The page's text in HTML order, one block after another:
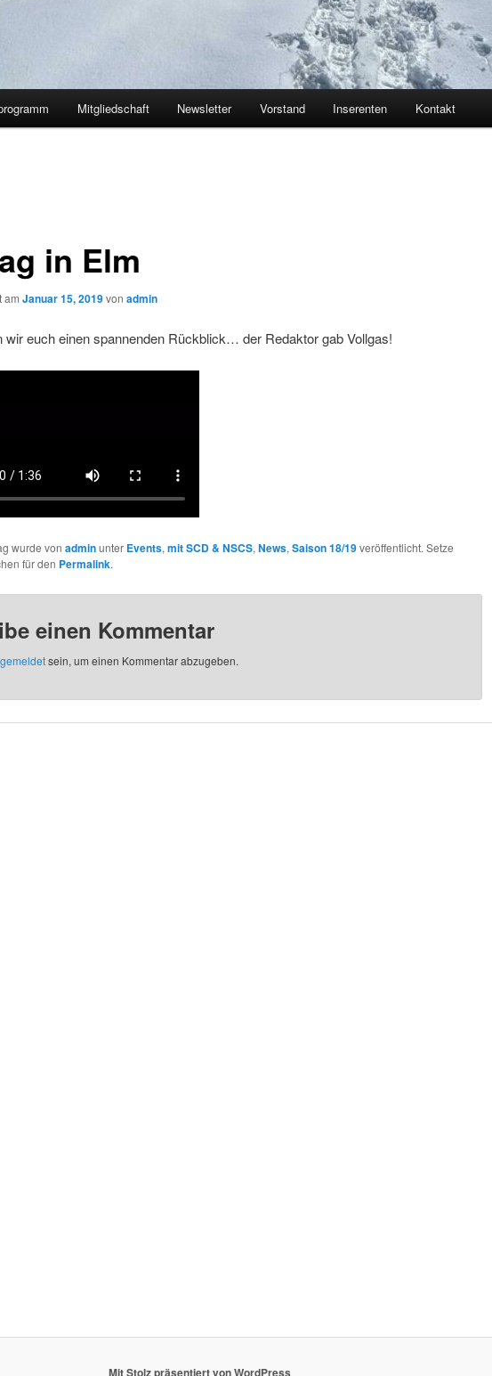
Mitgliedschaft Newsletter Vorstand Inserenten Kontakt
in Elm
am Januar 15, 2019von admin
wir euch einen spannenden Rückblick… der Redaktor gab Vollgas!
wurde von adminunter Events, mit SCD & NSCS, News, Saison 18/19veröffentlicht. Setze
für den Permalink.
einen Kommentar
sein, um einen Kommentar abzugeben.
Mit Stolz präsentiert von WordPress